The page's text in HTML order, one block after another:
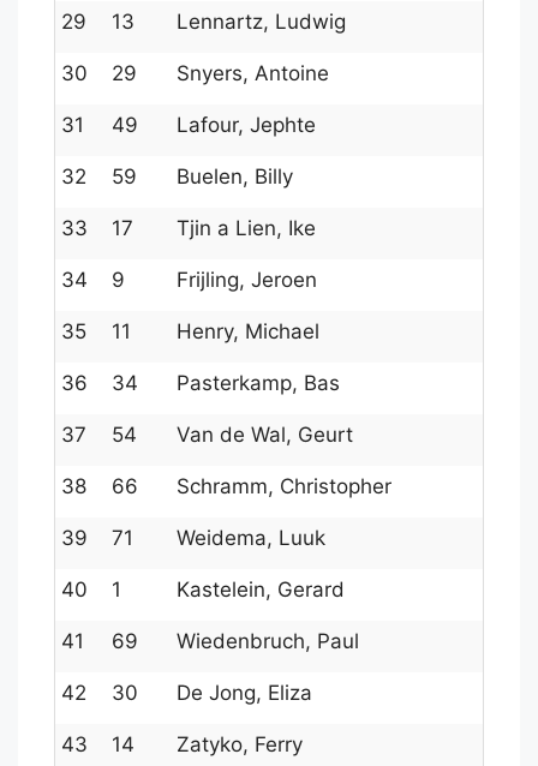
29 13 Lennartz, Ludwig
30 29 Snyers, Antoine
31 49 Lafour, Jephte
32 59 Buelen, Billy
33 17 Tjin a Lien, Ike
34 9 Frijling, Jeroen
35 11 Henry, Michael
36 34 Pasterkamp, Bas
37 54 Van de Wal, Geurt
38 66 Schramm, Christopher
39 71 Weidema, Luuk
40 1 Kastelein, Gerard
41 69 Wiedenbruch, Paul
42 30 De Jong, Eliza
43 14 Zatyko, Ferry